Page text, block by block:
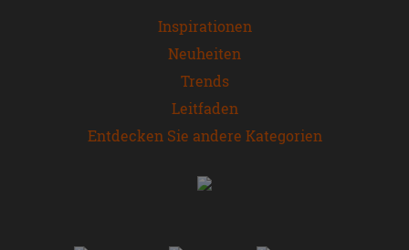
Inspirationen
Neuheiten
Trends
Leitfaden
Entdecken Sie andere Kategorien